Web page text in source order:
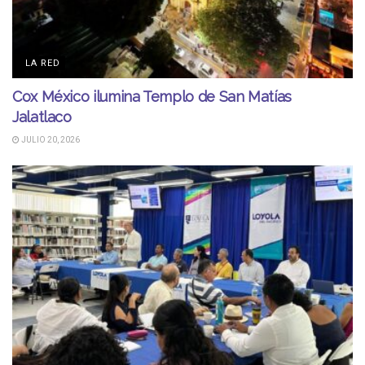
LA RED
Cox México ilumina Templo de San Matías
Jalatlaco
JULIO 20, 2026